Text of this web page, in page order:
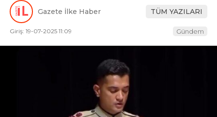
Gazete İlke Haber TÜM YAZILARI
Giriş: 19-07-2025 11:09 Gündem